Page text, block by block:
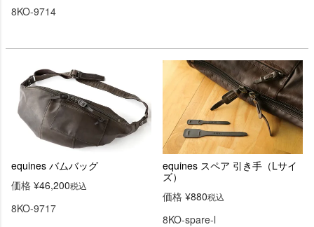
8KO-9714
equines バムバッグ
価格 ¥46,200税込
8KO-9717
equines スペア 引き手（Lサイ
ズ）
価格 ¥880税込
8KO-spare-l